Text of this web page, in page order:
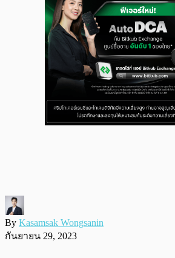
By Kasamsak Wongsanin
กันยายน 29, 2023